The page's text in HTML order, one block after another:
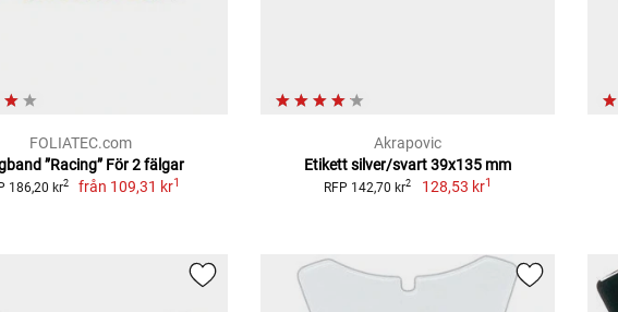
FOLIATEC.com
”Racing” För 2 fälgar
186,20 kr2 från 109,31 kr1
Akrapovic
Etikett silver/svart 39x135 mm
RFP 142,70 kr2 128,53 kr1